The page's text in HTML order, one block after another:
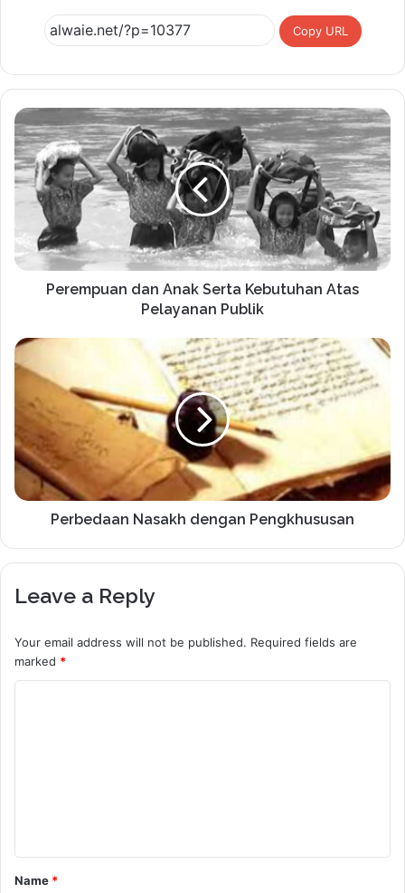
Copy URL
Perempuan dan Anak Serta Kebutuhan Atas
Pelayanan Publik
Perbedaan Nasakh dengan Pengkhususan
Leave a Reply
Your email address will not be published. Required fields are
marked *
t
*
Name *